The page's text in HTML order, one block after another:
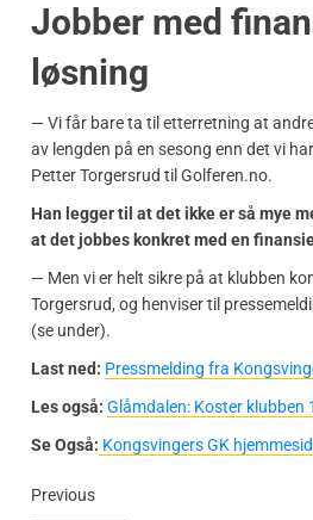
Jobber med
løsning
— Vi får bare ta til etterretning at
av lengden på en sesong enn det vi
Petter Torgersrud til Golferen.no.
Han legger til at det ikke er så mye
at det jobbes konkret med en
— Men vi er helt sikre på at klubben
Torgersrud, og henviser til
(se under).
Last ned: Pressmelding fra
Les også: Glåmdalen: Koster klubben
Se Også: Kongsvingers GK
Previous